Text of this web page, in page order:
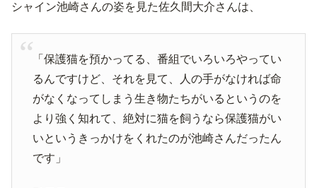
シャイン池崎さんの姿を見た佐久間大介さんは、
「保護猫を預かってる、番組でいろいろやってい
るんですけど、それを見て、人の手がなければ命
がなくなってしまう生き物たちがいるというのを
より強く知れて、絶対に猫を飼うなら保護猫がい
いというきっかけをくれたのが池崎さんだったん
です」